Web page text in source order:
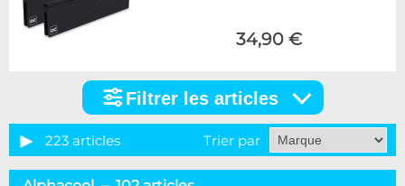
34,90 €
articles
Catégorie
Filtrer les articles
223 articles Trier par